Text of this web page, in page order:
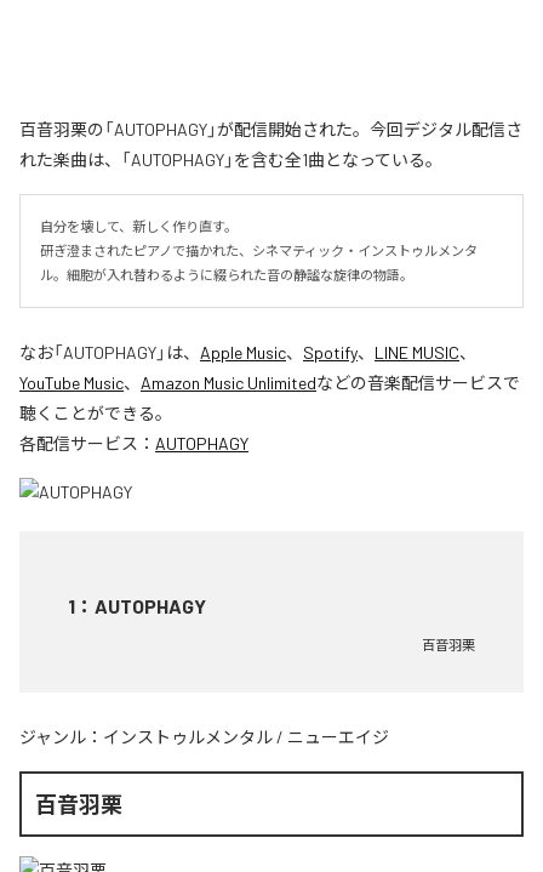
百音羽栗の「AUTOPHAGY」が配信開始された。今回デジタル配信さ
れた楽曲は、「AUTOPHAGY」を含む全1曲となっている。
自分を壊して、新しく作り直す。
研ぎ澄まされたピアノで描かれた、シネマティック・インストゥルメンタ
ル。細胞が入れ替わるように綴られた音の静謐な旋律の物語。
なお「AUTOPHAGY」は、 Apple Music、 Spotify、 LINE MUSIC、
YouTube Music、 Amazon Music Unlimitedなどの音楽配信サービスで
聴くことができる。
各配信サービス： AUTOPHAGY
1 ： AUTOPHAGY
百音羽栗
ジャンル： インストゥルメンタル / ニューエイジ
百音羽栗